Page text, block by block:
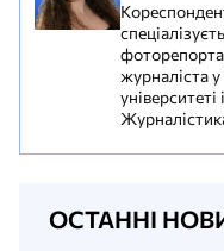
журналіста
ОСТАННІ